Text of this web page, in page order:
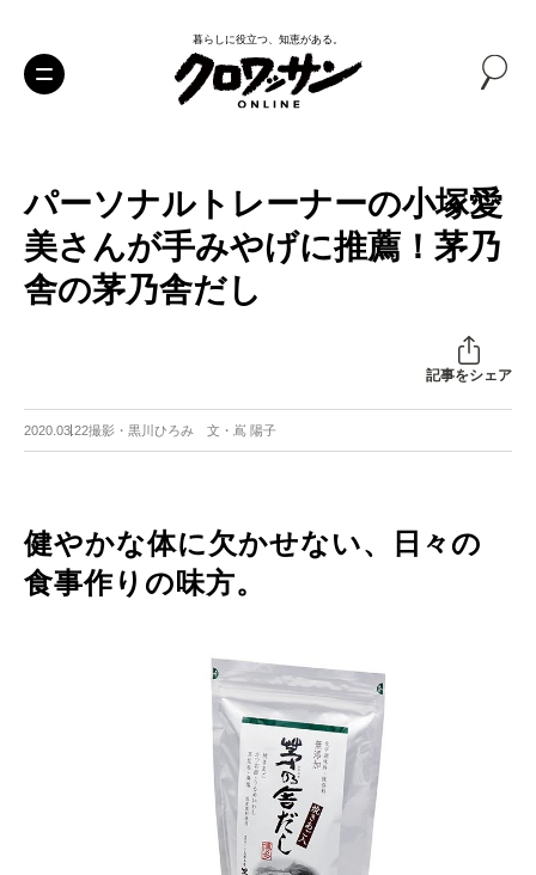
暮らしに役立つ、知恵がある。
パーソナルトレーナーの小塚愛
美さんが手みやげに推薦！茅乃
舎の茅乃舎だし
記事をシェア
2020.03.22撮影・黒川ひろみ 文・嶌 陽子
健やかな体に欠かせない、日々の
食事作りの味方。